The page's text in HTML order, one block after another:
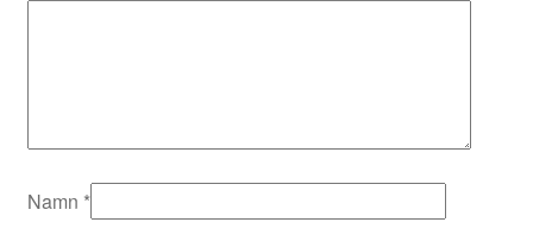
Namn *